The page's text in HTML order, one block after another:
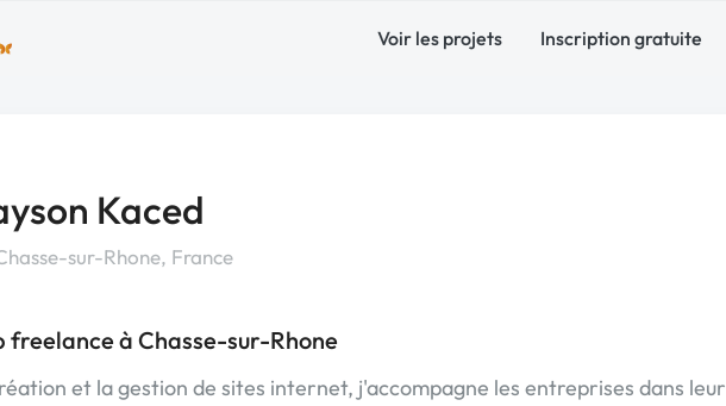
Voir les projets Inscription gratuite
Kaced
sur-Rhone, France
freelance à Chasse-sur-Rhone
et la gestion de sites internet, j'accompagne les entreprises dans leur